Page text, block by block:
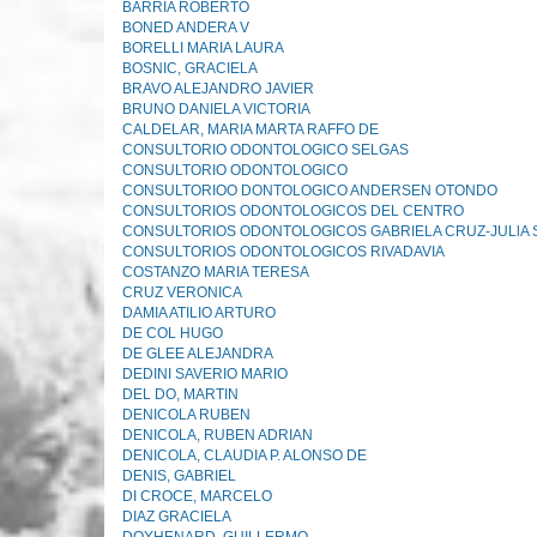
BARRIA ROBERTO
BONED ANDERA V
BORELLI MARIA LAURA
BOSNIC, GRACIELA
BRAVO ALEJANDRO JAVIER
BRUNO DANIELA VICTORIA
CALDELAR, MARIA MARTA RAFFO DE
CONSULTORIO ODONTOLOGICO SELGAS
CONSULTORIO ODONTOLOGlCO
CONSULTORIOO DONTOLOGICO ANDERSEN OTONDO
CONSULTORIOS ODONTOLOGICOS DEL CENTRO
CONSULTORIOS ODONTOLOGICOS GABRIELA CRUZ-JULlA
CONSULTORIOS ODONTOLOGICOS RIVADAVIA
COSTANZO MARIA TERESA
CRUZ VERONICA
DAMIA ATILIO ARTURO
DE COL HUGO
DE GLEE ALEJANDRA
DEDINI SAVERIO MARIO
DEL DO, MARTIN
DENICOLA RUBEN
DENICOLA, RUBEN ADRIAN
DENICOLA, CLAUDIA P. ALONSO DE
DENIS, GABRIEL
DI CROCE, MARCELO
DIAZ GRACIELA